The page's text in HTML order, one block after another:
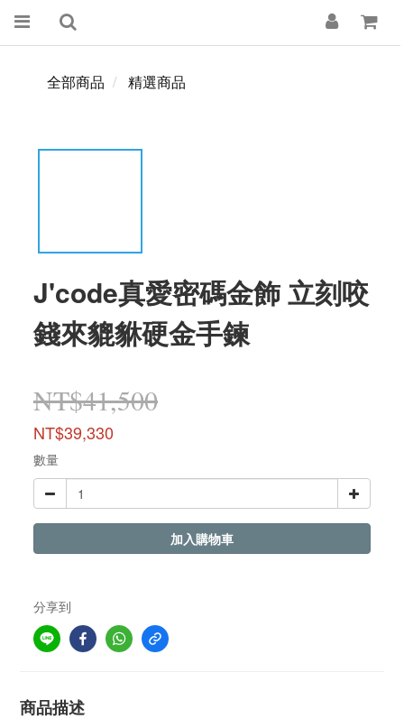
全部商品 精選商品
J'code真愛密碼金飾 立刻咬
錢來貔貅硬金手鍊
NT$41,500
NT$39,330
數量
加入購物車
分享到
商品描述